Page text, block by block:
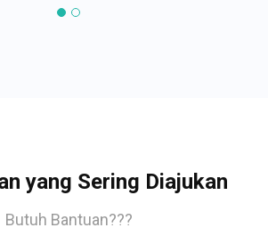
yang Sering Diajukan
Butuh Bantuan???